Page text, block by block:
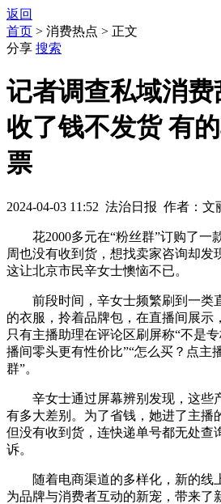
返回
首页 > 消费热点 > 正文
分享 搜索
记者调查私域消
收了钱不发货 有
票
2024-04-03 11:52 法治日报 作者：
花2000多元在“粉丝群”订购了一
周也没有收到货，想找卖家咨询却发
这让北京市民辛女士懊恼不已。
前段时间，辛女士频繁刷到一类
的衣服，拎着品牌包，在直播间展示
只有主播助理在评论区刷屏称“不是
播间零头更有性价比”“怎么买？点主
群”。
辛女士通过屏幕辨别发现，这些
有多大差别。为了省钱，她进了主播
但没有收到货，连快递单号都无处查
诉。
随着电商渠道的多样化，新的
为品牌与消费者互动的新宠，带来了